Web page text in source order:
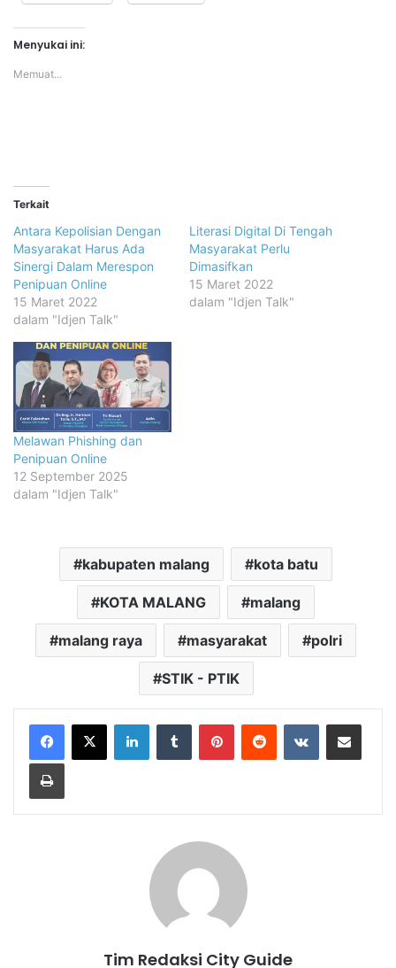
Menyukai ini:
Memuat...
Terkait
Antara Kepolisian Dengan
Masyarakat Harus Ada
Sinergi Dalam Merespon
Penipuan Online
15 Maret 2022
dalam "Idjen Talk"
Literasi Digital Di Tengah
Masyarakat Perlu
Dimasifkan
15 Maret 2022
dalam "Idjen Talk"
Melawan Phishing dan
Penipuan Online
12 September 2025
dalam "Idjen Talk"
kabupaten malang kota batu
KOTA MALANG malang
malang raya masyarakat polri
STIK - PTIK
LinkedInTumblr PinterestReddit VKontakteShare via Email
Print
Tim Redaksi City Guide